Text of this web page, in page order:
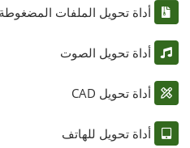
أداة تحويل الملفات المضغوطة
أداة تحويل الصوت
أداة تحويل CAD
أداة تحويل للهاتف